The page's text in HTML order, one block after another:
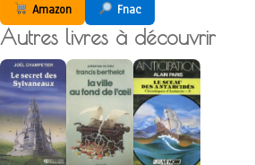
Amazon Fnac
Autres livres à découvrir